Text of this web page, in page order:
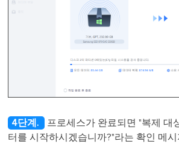
4단계.
프로세스가 완료되면 "복제 대
터를 시작하시겠습니까?"라는 확인 메